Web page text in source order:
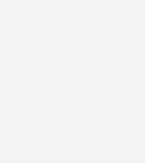
umwälzender